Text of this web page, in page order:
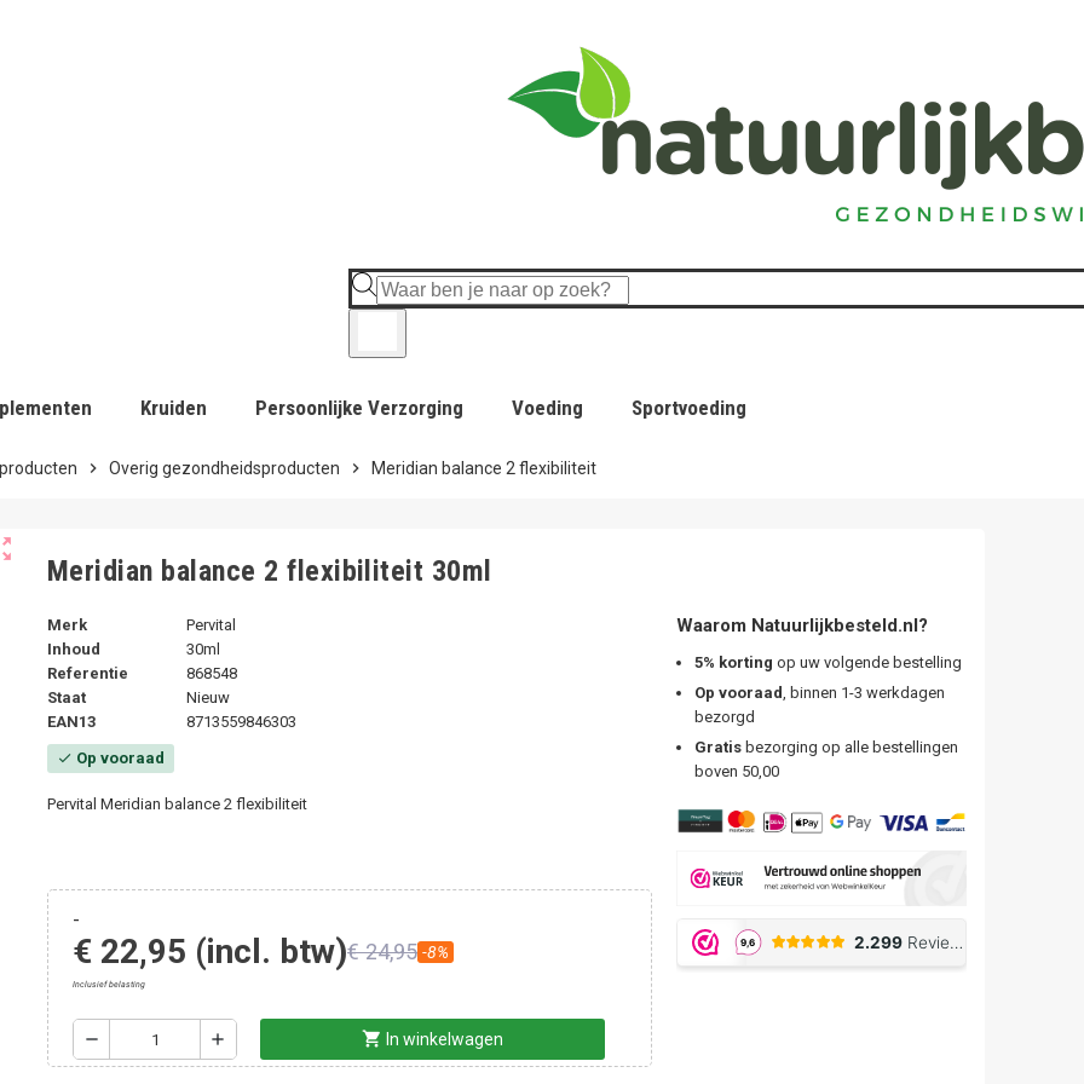
Kruiden Persoonlijke Verzorging Voeding Sportvoeding
chevron_right Overig gezondheidsproducten chevron_right Meridian balance 2 flexibiliteit
Meridian balance 2 flexibiliteit 30ml
Merk
Pervital
Inhoud
30ml
Referentie
868548
Staat
Nieuw
EAN13
8713559846303
check Op vooraad
Pervital Meridian balance 2 flexibiliteit
-
€ 22,95 (incl. btw)€ 24,95 -8%
Inclusief belasting
remove add shopping_cart In winkelwagen
Waarom Natuurlijkbesteld.nl?
5% korting op uw volgende bestelling
Op vooraad, binnen 1-3 werkdagen
bezorgd
Gratisbezorging op alle bestellingen
boven 50,00